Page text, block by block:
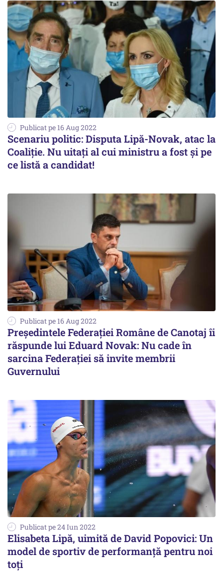
Publicat pe 16 Aug 2022
Scenariu politic: Disputa Lipă-Novak, atac la
Coaliție. Nu uitați al cui ministru a fost și pe
ce listă a candidat!
Publicat pe 16 Aug 2022
Președintele Federației Române de Canotaj îi
răspunde lui Eduard Novak: Nu cade în
sarcina Federației să invite membrii
Guvernului
Publicat pe 24 Iun 2022
Elisabeta Lipă, uimită de David Popovici: Un
model de sportiv de performanță pentru noi
toți